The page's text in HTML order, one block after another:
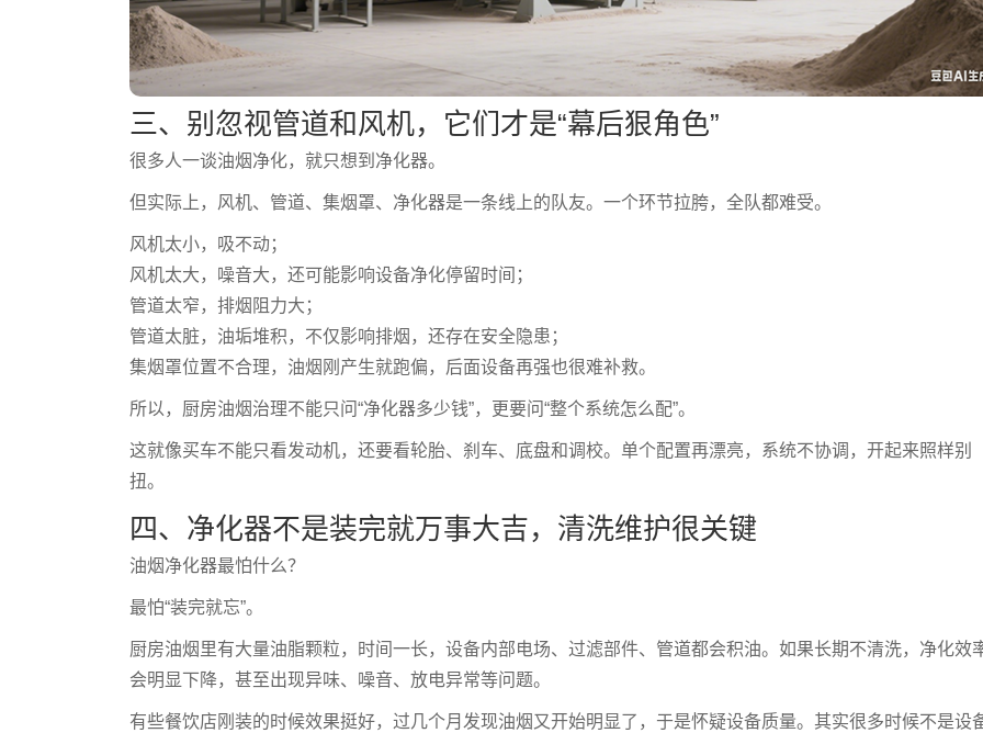
三、别忽视管道和风机，它们才是“幕后狠角色”
很多人一谈油烟净化，就只想到净化器。
但实际上，风机、管道、集烟罩、净化器是一条线上的队友。一个环节拉胯，全队都难受。
风机太小，吸不动；
风机太大，噪音大，还可能影响设备净化停留时间；
管道太窄，排烟阻力大；
管道太脏，油垢堆积，不仅影响排烟，还存在安全隐患；
集烟罩位置不合理，油烟刚产生就跑偏，后面设备再强也很难补救。
所以，厨房油烟治理不能只问“净化器多少钱”，更要问“整个系统怎么配”。
这就像买车不能只看发动机，还要看轮胎、刹车、底盘和调校。单个配置再漂亮，系统不协调，开起来照样别
扭。
四、净化器不是装完就万事大吉，清洗维护很关键
油烟净化器最怕什么？
最怕“装完就忘”。
厨房油烟里有大量油脂颗粒，时间一长，设备内部电场、过滤部件、管道都会积油。如果长期不清洗，净化效
会明显下降，甚至出现异味、噪音、放电异常等问题。
有些餐饮店刚装的时候效果挺好，过几个月发现油烟又开始明显了，于是怀疑设备质量。其实很多时候不是设